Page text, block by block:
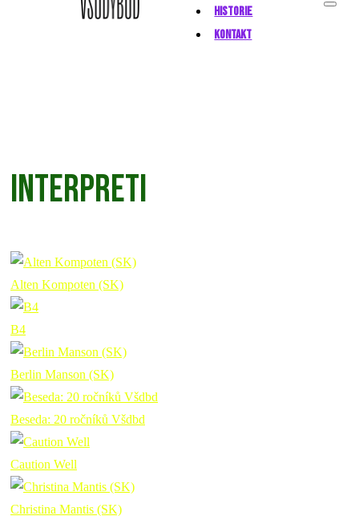
HISTORIE
KONTAKT
INTERPRETI
Alten Kompoten (SK)
B4
Berlin Manson (SK)
Beseda: 20 ročníků Všdbd
Caution Well
Christina Mantis (SK)